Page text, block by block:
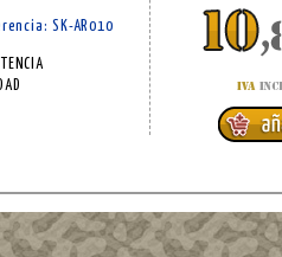
SK-AR010